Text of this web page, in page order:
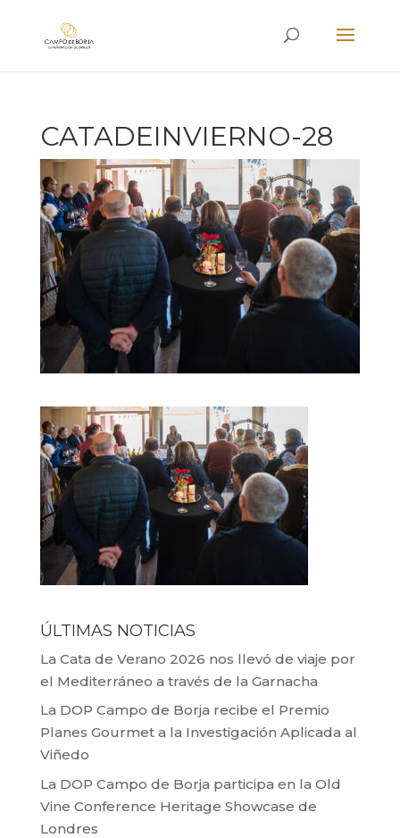
CATADEINVIERNO-28
ÚLTIMAS NOTICIAS
La Cata de Verano 2026 nos llevó de viaje por
el Mediterráneo a través de la Garnacha
La DOP Campo de Borja recibe el Premio
Planes Gourmet a la Investigación Aplicada al
Viñedo
La DOP Campo de Borja participa en la Old
Vine Conference Heritage Showcase de
Londres